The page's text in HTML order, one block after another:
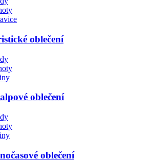
oblečení
oblečení
oblečení